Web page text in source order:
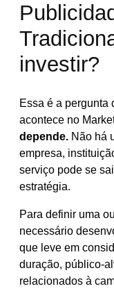
investir?
Essa é a pergunta
acontece no
depende. Não há
empresa,
serviço pode se
estratégia.
Para definir uma
necessário
que leve em
duração, público-
relacionados à